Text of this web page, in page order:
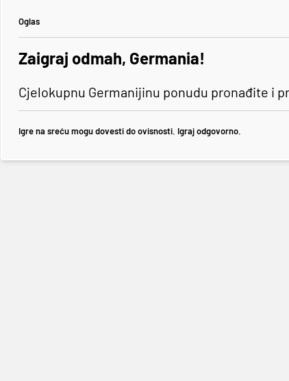
Oglas
Zaigraj odmah, Germania!
Cjelokupnu Germanijinu ponudu pronađite i
Igre na sreću mogu dovesti do ovisnosti. Igraj odgovorno.